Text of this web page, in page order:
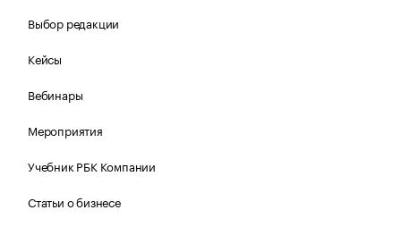
Выбор редакции
Кейсы
Вебинары
Мероприятия
Учебник РБК Компании
Статьи о бизнесе